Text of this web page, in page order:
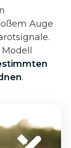
Auge
.